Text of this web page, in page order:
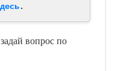
.
вопрос по